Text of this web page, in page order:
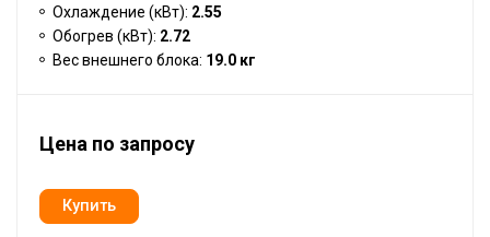
Охлаждение (кВт): 2.55
Обогрев (кВт): 2.72
Вес внешнего блока: 19.0 кг
Цена по запросу